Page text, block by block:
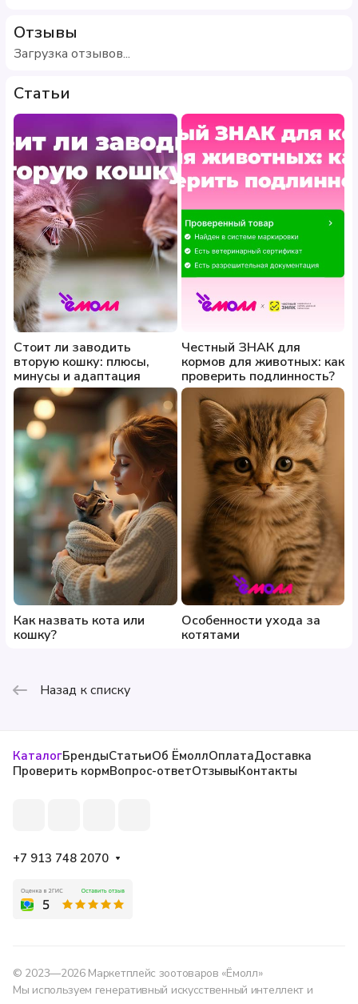
Отзывы
Загрузка отзывов...
Статьи
Стоит ли заводить
вторую кошку: плюсы,
минусы и адаптация
Честный ЗНАК для
кормов для животных: как
проверить подлинность?
Как назвать кота или
кошку?
Особенности ухода за
котятами
Назад к списку
КаталогБрендыСтатьиОб ЁмоллОплатаДоставка
Проверить кормВопрос-ответОтзывыКонтакты
+7 913 748 2070
© 2023—2026 Маркетплейс зоотоваров «Ёмолл»
Мы используем генеративный искусственный интеллект и